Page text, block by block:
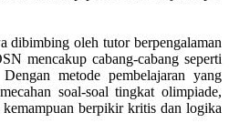
dibimbing oleh tutor berpengalaman
mencakup cabang-cabang seperti
metode pembelajaran yang
soal-soal tingkat olimpiade,
berpikir kritis dan logika